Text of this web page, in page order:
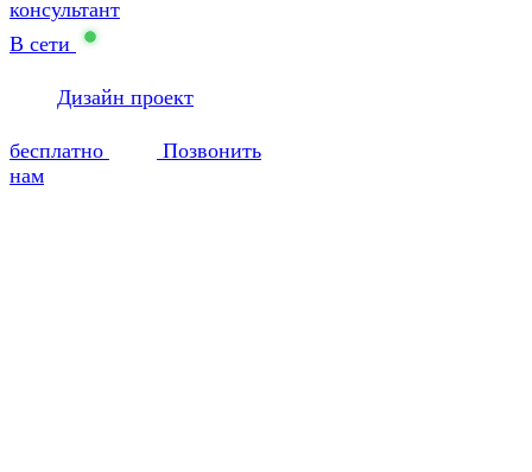
консультант
В сети
Дизайн проект
бесплатно
Позвонить
нам